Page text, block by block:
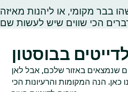
מקומי, או ליהנות מאיזה
שנמצאים באזור שלכם, אבל לאן
הנה המקומות והרעיונות הכי